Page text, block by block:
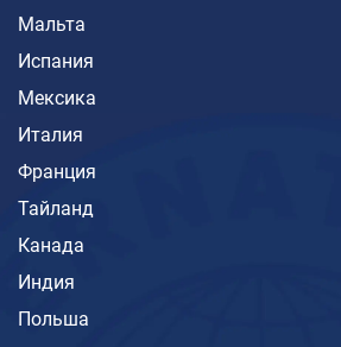
Мальта
Испания
Мексика
Италия
Франция
Тайланд
Канада
Индия
Польша